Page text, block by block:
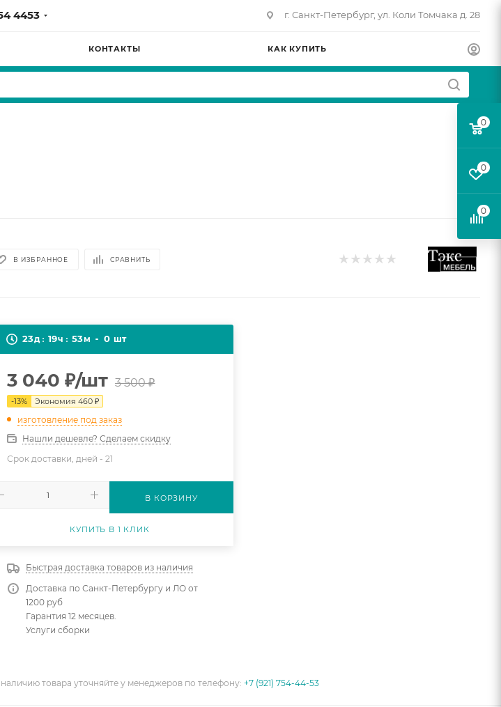
4453 г. Санкт-Петербург, ул. Коли Томчака д. 28
КОНТАКТЫ КАК КУПИТЬ
В ИЗБРАННОЕ СРАВНИТЬ
23д 19ч 53м 0 шт
3 040 ₽/шт 3 500₽
-13% Экономия460 ₽
изготовление под заказ
Нашли дешевле? Сделаем скидку
Срок доставки, дней -21
В КОРЗИНУ
КУПИТЬ В 1 КЛИК
Быстрая доставка товаров из наличия
Доставка по Санкт-Петербургу и ЛО от
1200 руб
Гарантия 12 месяцев.
Услуги сборки
товара уточняйте у менеджеров по телефону:+7 (921) 754-44-53
0
0
0